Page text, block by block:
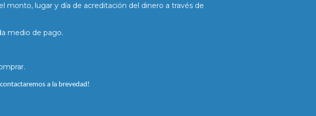
monto, lugar y día de acreditación del dinero a través de
medio de pago.
a la brevedad!